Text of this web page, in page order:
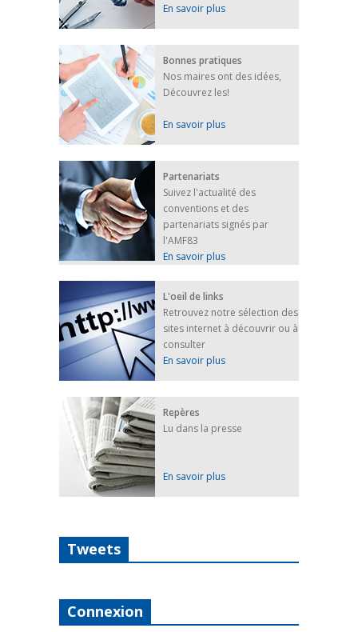
En savoir plus
Bonnes pratiques
Nos maires ont des idées,
Découvrez les!
En savoir plus
Partenariats
Suivez l'actualité des
conventions et des
partenariats signés par
l'AMF83
En savoir plus
L'oeil de links
Retrouvez notre sélection des
sites internet à découvrir ou à
consulter
En savoir plus
Repères
Lu dans la presse
En savoir plus
Tweets
Connexion